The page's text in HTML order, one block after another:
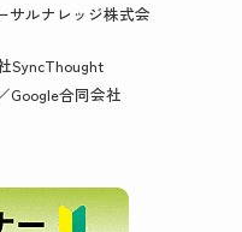
サルナレッジ株式会
SyncThought
Google合同会社